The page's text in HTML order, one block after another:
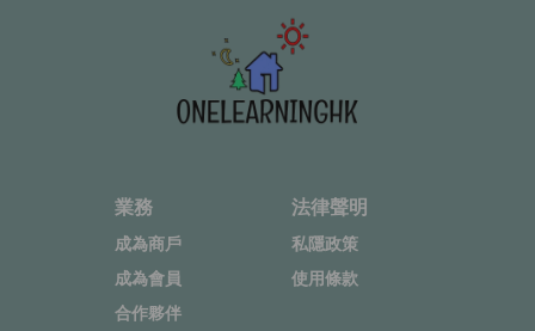
業務
成為商戶
成為會員
合作夥伴
法律聲明
私隱政策
使用條款